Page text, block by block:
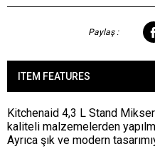
Paylaş :
ITEM FEATURES
Kitchenaid 4,3 L Stand
kaliteli malzemelerden
Ayrıca şık ve modern